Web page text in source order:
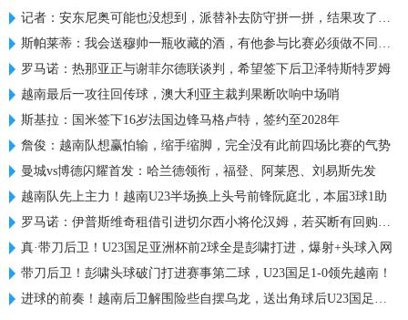
记者：安东尼奥可能也没想到，派替补去防守拼一拼，结果攻了半场
斯帕莱蒂：我会送穆帅一瓶收藏的酒，有他参与比赛必须做不同准备
罗马诺：热那亚正与谢菲尔德联谈判，希望签下后卫泽特斯特罗姆
越南最后一攻往回传球，澳大利亚主裁判果断吹响中场哨
斯基拉：国米签下16岁法国边锋马格卢特，签约至2028年
詹俊：越南队想赢怕输，缩手缩脚，完全没有此前四场比赛的气势
曼城vs博德闪耀首发：哈兰德领衔，福登、阿莱恩、刘易斯先发
越南队先上主力！越南U23半场换上头号前锋阮庭北，本届3球1助
罗马诺：伊普斯维奇租借引进切尔西小将伦汉姆，若买断有回购条款
真·带刀后卫！U23国足亚洲杯前2球全是彭啸打进，爆射+头球入网
带刀后卫！彭啸头球破门打进赛事第二球，U23国足1-0领先越南！
进球的前奏！越南后卫解围险些自摆乌龙，送出角球后U23国足破门